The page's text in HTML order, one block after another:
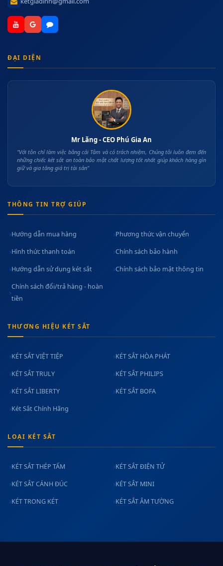
ĐẠI DIỆN
Mr Lăng - CEO Phú Gia An
"Với tôn chỉ làm việc bằng cái Tâm và có trách nhiệm, Chúng tôi luôn đem đến
những chiếc két sắt an toàn bảo mật chất lượng tốt nhất giúp khách hàng gìn
giữ và gia tăng giá trị tài sản"
THÔNG TIN TRỢ GIÚP
Hướng dẫn mua hàng Phương thức vận chuyển
Hình thức thanh toán Chính sách bảo hành
Hướng dẫn sử dụng két sắt Chính sách bảo mật thông tin
Chính sách đổi/trả hàng - hoàn
tiền
THƯƠNG HIỆU KÉT SẮT
KÉT SẮT VIỆT TIỆP KÉT SẮT HÒA PHÁT
KÉT SẮT TRULY KÉT SẮT PHILIPS
KÉT SẮT LIBERTY KÉT SẮT BOFA
Két Sắt Chính Hãng
LOẠI KÉT SẮT
KÉT SẮT THÉP TẤM KÉT SẮT ĐIỆN TỬ
KÉT SẮT CÁNH ĐÚC KÉT SẮT MINI
KÉT TRONG KÉT KÉT SẮT ÂM TƯỜNG